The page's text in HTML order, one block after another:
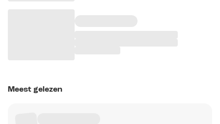
Meest gelezen